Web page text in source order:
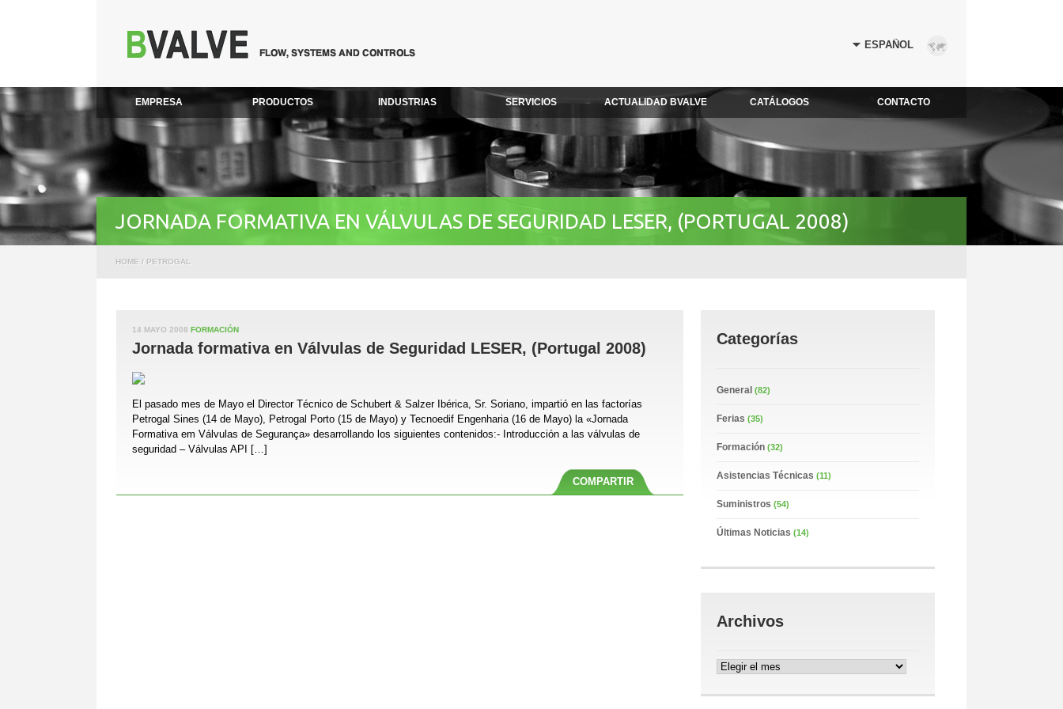
EMPRESA PRODUCTOS INDUSTRIAS SERVICIOS ACTUALIDAD BVALVE CATÁLOGOS CONTACTO
JORNADA FORMATIVA EN VÁLVULAS DE SEGURIDAD LESER, (PORTUGAL 2008)
HOME / PETROGAL
14 MAYO 2008 FORMACIÓN
Jornada formativa en Válvulas de Seguridad LESER, (Portugal 2008)
El pasado mes de Mayo el Director Técnico de Schubert & Salzer Ibérica, Sr. Soriano, impartió en las factorías
Petrogal Sines (14 de Mayo), Petrogal Porto (15 de Mayo) y Tecnoedif Engenharia (16 de Mayo) la «Jornada
Formativa em Válvulas de Segurança» desarrollando los siguientes contenidos:- Introducción a las válvulas de
seguridad – Válvulas API […]
COMPARTIR
Categorías
General (82)
Ferias (35)
Formación (32)
Asistencias Técnicas (11)
Suministros (54)
Últimas Noticias (14)
Archivos
Archivos